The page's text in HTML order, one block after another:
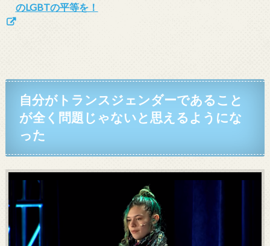
のLGBTの平等を！
自分がトランスジェンダーであること
が全く問題じゃないと思えるようにな
った